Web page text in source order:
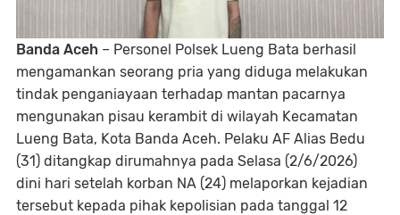
Banda Aceh – Personel Polsek Lueng Bata berhasil
mengamankan seorang pria yang diduga melakukan
tindak penganiayaan terhadap mantan pacarnya
mengunakan pisau kerambit di wilayah Kecamatan
Lueng Bata, Kota Banda Aceh. Pelaku AF Alias Bedu
(31) ditangkap dirumahnya pada Selasa (2/6/2026)
dini hari setelah korban NA (24) melaporkan kejadian
tersebut kepada pihak kepolisian pada tanggal 12